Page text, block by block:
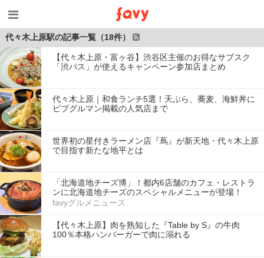
代々木上原駅の記事一覧（18件）
【代々木上原・富ヶ谷】渋谷区主催のお得なサブスク
「渋パス」が使えるキャンペーン参加店まとめ
代々木上原｜和食ランチ5選！天ぷら、蕎麦、海鮮丼に
ビブグルマン掲載の人気店まで
世界初の星付きラーメン店『蔦』が新天地・代々木上原
で目指す新たな地平とは
「北海道地チーズ博」！都内6店舗のカフェ・レストラ
ンに北海道地チーズのスペシャルメニューが登場！
favyグルメニュース
【代々木上原】肉を熟知した『Table by S』の牛肉
100％本格ハンバーガーで肉に溺れる